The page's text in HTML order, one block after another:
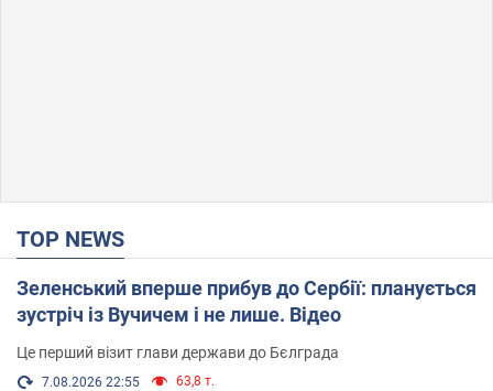
TOP NEWS
Зеленський вперше прибув до Сербії: планується
зустріч із Вучичем і не лише. Відео
Це перший візит глави держави до Бєлграда
7.08.2026 22:55 63,8 т.